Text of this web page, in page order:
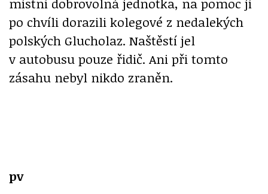
po chvíli dorazili kolegové z nedalekých
polských Glucholaz. Naštěstí jel
v autobusu pouze řidič. Ani při tomto
zásahu nebyl nikdo zraněn.
pv